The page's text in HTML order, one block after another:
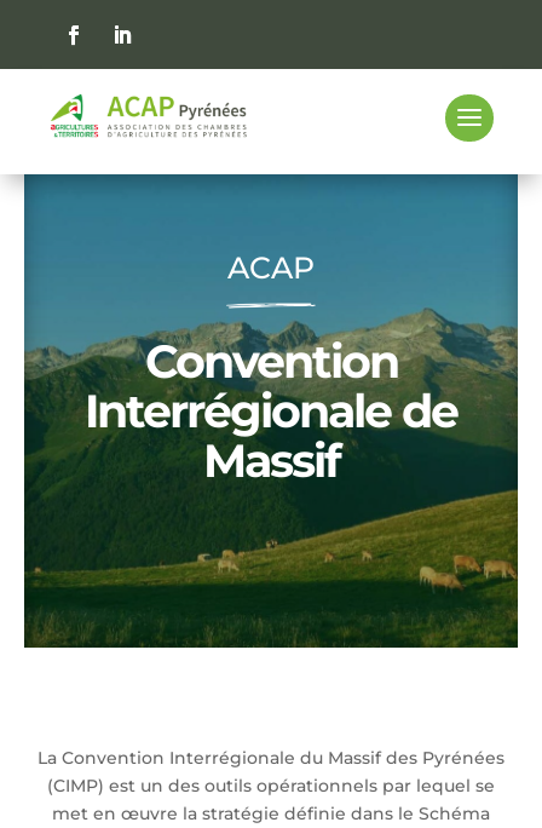
ACAP
Convention
Interrégionale de
Massif
La Convention Interrégionale du Massif des Pyrénées
(CIMP) est un des outils opérationnels par lequel se
met en œuvre la stratégie définie dans le Schéma